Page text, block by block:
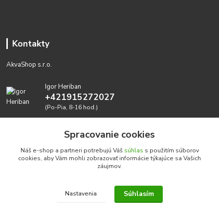
Kontakty
AkvaShop s.r.o.
Igor Heriban
+421915272027
(Po-Pia, 8-16 hod.)
Realizujeme prírodné akvária: AkvaShop s.r.o. • IBAN:
SK3911000000002947087849
Spracovanie cookies
Náš e-shop a partneri potrebujú Váš súhlas s použitím súborov
cookies, aby Vám mohli zobrazovať informácie týkajúce sa Vašich
záujmov.
Nastavenia Súhlasím